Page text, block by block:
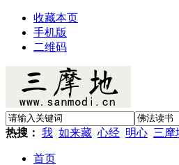
收藏本页
手机版
二维码
热搜： 我 如来藏 心经 明心 三摩
首页